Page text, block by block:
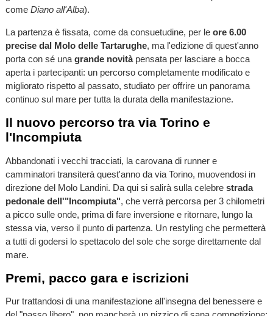
come Diano all'Alba).
La partenza è fissata, come da consuetudine, per le ore 6.00
precise dal Molo delle Tartarughe, ma l'edizione di quest'anno
porta con sé una grande novitàpensata per lasciare a bocca
aperta i partecipanti: un percorso completamente modificato e
migliorato rispetto al passato, studiato per offrire un panorama
continuo sul mare per tutta la durata della manifestazione.
Il nuovo percorso tra via Torino e
l'Incompiuta
Abbandonati i vecchi tracciati, la carovana di runner e
camminatori transiterà quest'anno da via Torino, muovendosi in
direzione del Molo Landini. Da qui si salirà sulla celebre strada
pedonale dell'"Incompiuta", che verrà percorsa per 3 chilometri
a picco sulle onde, prima di fare inversione e ritornare, lungo la
stessa via, verso il punto di partenza. Un restyling che permetterà
a tutti di godersi lo spettacolo del sole che sorge direttamente dal
mare.
Premi, pacco gara e iscrizioni
Pur trattandosi di una manifestazione all'insegna del benessere e